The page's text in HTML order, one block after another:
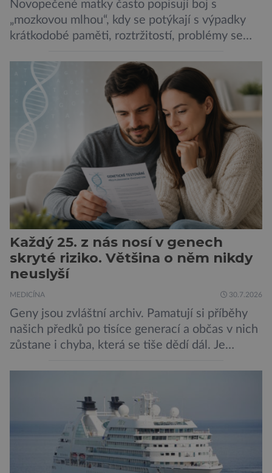
Novopečené matky často popisují boj s
„mozkovou mlhou“, kdy se potýkají s výpadky
krátkodobé paměti, roztržitostí, problémy se
obtíže byly dlouhou dobu připisovány
nedostatku spánku a stresu při péči o
novorozence. Nyní se však ukazuje, že za tím
stojí změny v mozku vyvolané těhotenstvím!
Poporodní mozková mlha, v angličtině […]
Každý 25. z nás nosí v genech
skryté riziko. Většina o něm nikdy
neuslyší
MEDICÍNA 30.7.2026
Geny jsou zvláštní archiv. Pamatují si příběhy
našich předků po tisíce generací a občas v nich
zůstane i chyba, která se tiše dědí dál. Je
jednou rozhodnout o zdraví jeho dítěte. Právě
to je případ řady dědičných onemocnění,
například cystické fibrózy, […]